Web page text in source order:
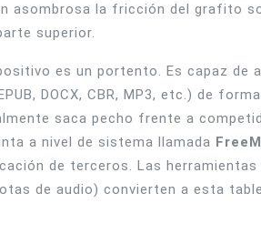
asombrosa la fricción del grafito
superior.
es un portento. Es capaz de
DOCX, CBR, MP3, etc.) de
saca pecho frente a
a nivel de sistema llamada
de terceros. Las
de audio) convierten a esta